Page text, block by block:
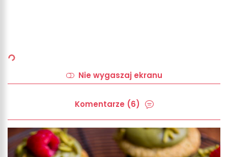
Nie wygaszaj ekranu
Komentarze (6)